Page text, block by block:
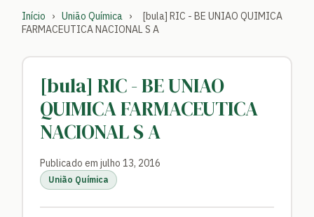
Início › União Química ›
[bula] RIC - BE UNIAO QUIMICA
FARMACEUTICA NACIONAL S A
[bula] RIC - BE UNIAO
QUIMICA FARMACEUTICA
NACIONAL S A
Publicado em julho 13, 2016
União Química